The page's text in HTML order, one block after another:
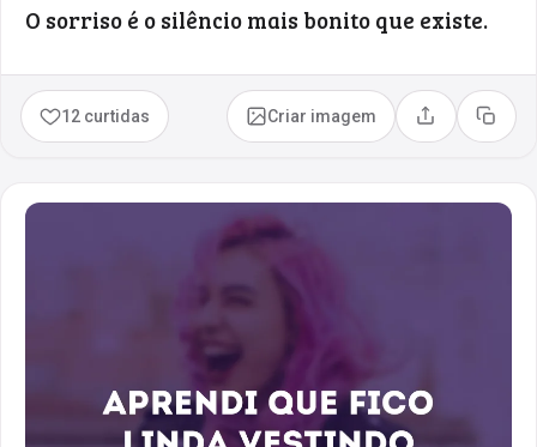
O sorriso é o silêncio mais bonito que existe.
12 curtidas Criar imagem Compartilhar
Copiar